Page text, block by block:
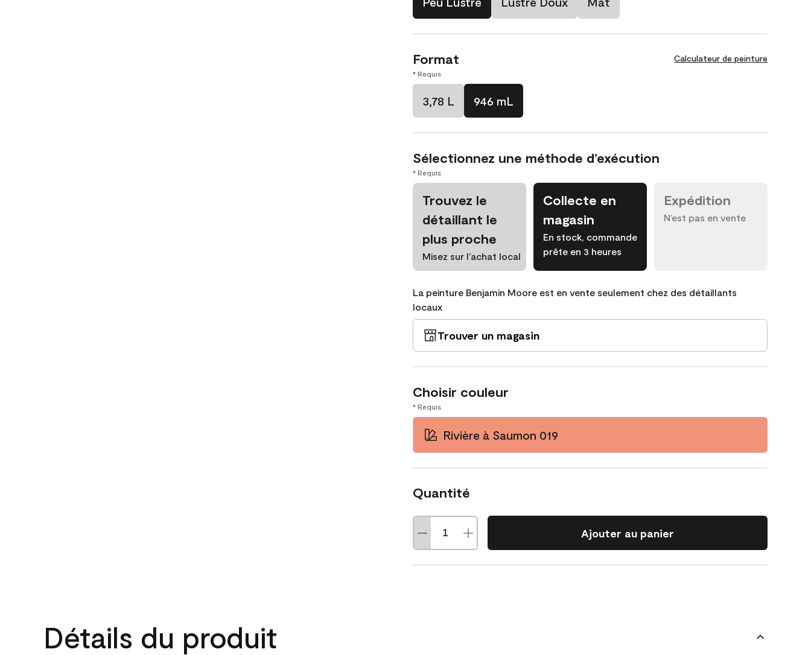
Format Calculateur de peinture
* Requis
3,78 L 946 mL
Sélectionnez une méthode d’exécution
* Requis
Trouvez le
détaillant le
plus proche
Misez sur l’achat local
Collecte en
magasin
En stock, commande
prête en 3 heures
Expédition
N’est pas en vente
La peinture Benjamin Moore est en vente seulement chez des détaillants
locaux
Trouver un magasin
Choisir couleur
* Requis
Rivière à Saumon 019
Quantité
Ajouter au panier
Détails du produit